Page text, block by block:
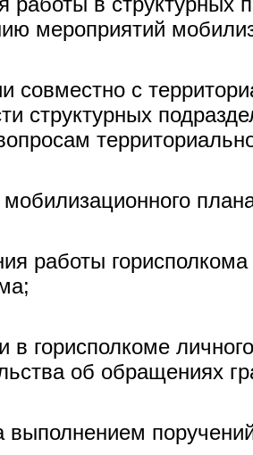
мероприятий
совместно с
структурных
мобилизационного
работы
в горисполкоме
об обращениях
выполнением